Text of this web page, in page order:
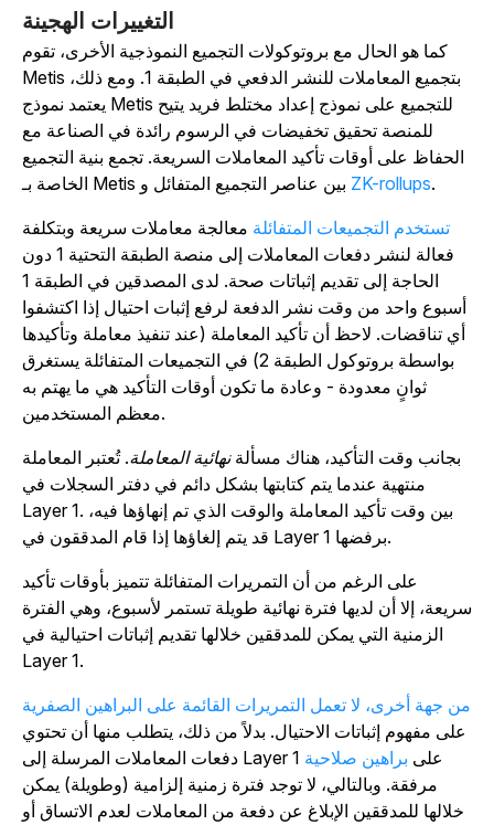
التغييرات الهجينة
كما هو الحال مع بروتوكولات التجميع النموذجية الأخرى، تقوم
Metis بتجميع المعاملات للنشر الدفعي في الطبقة 1. ومع ذلك،
يعتمد نموذج Metis للتجميع على نموذج إعداد مختلط فريد يتيح
للمنصة تحقيق تخفيضات في الرسوم رائدة في الصناعة مع
الحفاظ على أوقات تأكيد المعاملات السريعة. تجمع بنية التجميع
الخاصة بـ Metis بين عناصر التجميع المتفائل وZK-rollups
تستخدم التجميعات المتفائلةمعالجة معاملات سريعة وبتكلفة
فعالة لنشر دفعات المعاملات إلى منصة الطبقة التحتية 1 دون
الحاجة إلى تقديم إثباتات صحة. لدى المصدقين في الطبقة 1
أسبوع واحد من وقت نشر الدفعة لرفع إثبات احتيال إذا اكتشفوا
أي تناقضات. لاحظ أن تأكيد المعاملة (عند تنفيذ معاملة وتأكيدها
بواسطة بروتوكول الطبقة 2) في التجميعات المتفائلة يستغرق
ثوانٍ معدودة - وعادة ما تكون أوقات التأكيد هي ما يهتم به
بجانب وقت التأكيد، هناك مسألةنهائية المعاملة. تُعتبر المعاملة
منتهية عندما يتم كتابتها بشكل دائم في دفتر السجلات في
Layer 1. بين وقت تأكيد المعاملة والوقت الذي تم إنهاؤها فيه،
على الرغم من أن التمريرات المتفائلة تتميز بأوقات تأكيد
إلا أن لديها فترة نهائية طويلة تستمر لأسبوع، وهي الفترة
الزمنية التي يمكن للمدققين خلالها تقديم إثباتات احتيالية في
Layer 1.
جهة أخرى، لا تعمل التمريرات القائمة على البراهين الصفرية
على مفهوم إثباتات الاحتيال. بدلاً من ذلك، يتطلب منها أن تحتوي
دفعات المعاملات المرسلة إلى Layer 1 علىبراهين صلاحية
مرفقة. وبالتالي، لا توجد فترة زمنية إلزامية (وطويلة) يمكن
خلالها للمدققين الإبلاغ عن دفعة من المعاملات لعدم الاتساق أو